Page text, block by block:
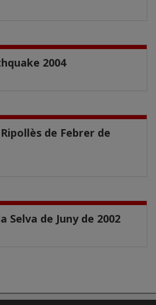
2004
de Febrer de
Selva de Juny de 2002